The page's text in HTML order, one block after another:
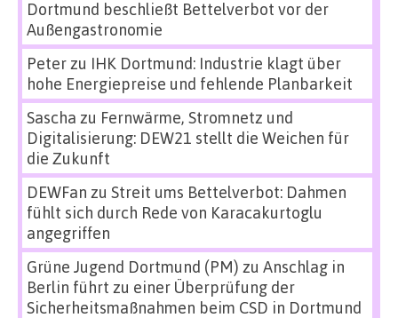
Dortmund beschließt Bettelverbot vor der
Außengastronomie
Peterzu IHK Dortmund: Industrie klagt über
hohe Energiepreise und fehlende Planbarkeit
Sascha zu Fernwärme, Stromnetz und
Digitalisierung: DEW21 stellt die Weichen für
die Zukunft
DEWFan zu Streit ums Bettelverbot: Dahmen
fühlt sich durch Rede von Karacakurtoglu
angegriffen
Grüne Jugend Dortmund (PM) zu Anschlag in
Berlin führt zu einer Überprüfung der
Sicherheitsmaßnahmen beim CSD in Dortmund